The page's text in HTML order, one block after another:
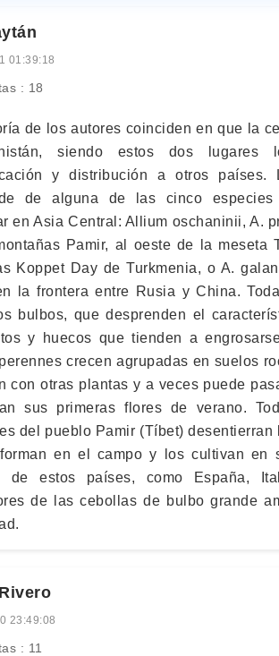
01:39:18
: 18
de los autores coinciden en que la
siendo estos dos lugares
y distribución a otros países.
de alguna de las cinco
en Asia Central: Allium oschaninii, A.
Pamir, al oeste de la meseta
Koppet Day de Turkmenia, o A.
la frontera entre Rusia y China.
bulbos, que desprenden el
y huecos que tienden a
crecen agrupadas en suelos
con otras plantas y a veces puede
sus primeras flores de verano.
del pueblo Pamir (Tíbet)
en el campo y los cultivan en
de estos países, como España,
de las cebollas de bulbo grande
23:49:08
: 11